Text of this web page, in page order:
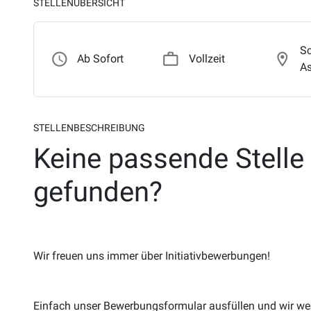
STELLENÜBERSICHT
schedule Ab Sofort work_outline Vollzeit location_on
STELLENBESCHREIBUNG
Keine passende Stelle
gefunden?
Wir freuen uns immer über Initiativbewerbungen!
Einfach unser Bewerbungsformular ausfüllen und wir